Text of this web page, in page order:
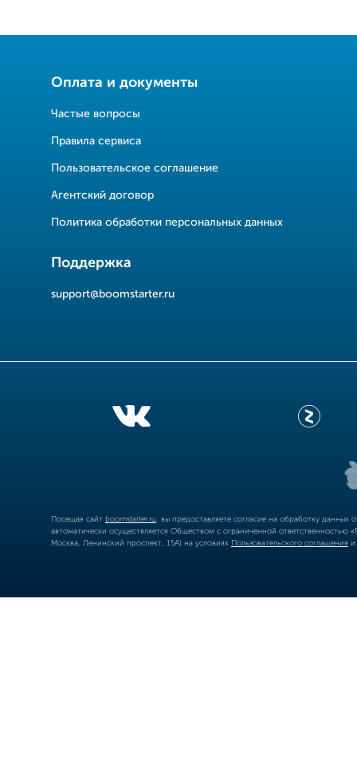
Оплата и документы
Частые вопросы
Правила сервиса
Пользовательское соглашение
Агентский договор
Политика обработки персональных данных
Поддержка
support@boomstarter.ru
Посещая сайт boomstarter.ru , вы предоставляете согласие на обработку
автоматически осуществляется Обществом с ограниченной
Москва, Ленинский проспект, 15А) на условиях Пользовательского соглашения и